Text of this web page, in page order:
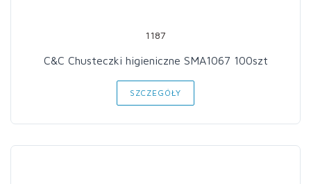
1187
C&C Chusteczki higieniczne SMA1067 100szt
SZCZEGÓŁY